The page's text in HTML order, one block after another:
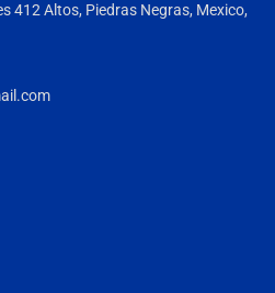
412 Altos, Piedras Negras, Mexico,